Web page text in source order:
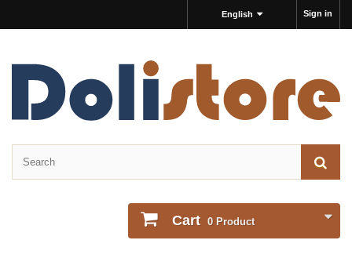
Sign in
English
Cart 0 Product